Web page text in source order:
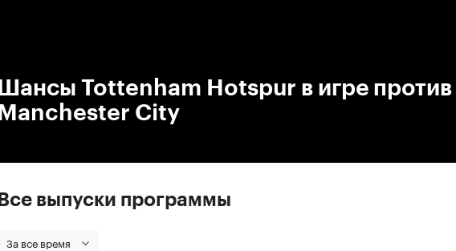
Шансы Tottenham Hotspur в игре против
Manchester Сity
Все выпуски программы
За все время